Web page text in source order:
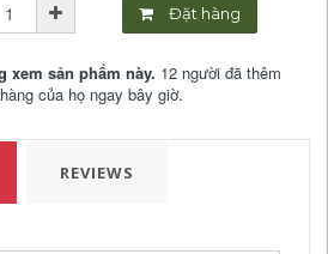
Đặt hàng
xem sản phẩm này. 12 người đã thêm
của họ ngay bây giờ.
REVIEWS